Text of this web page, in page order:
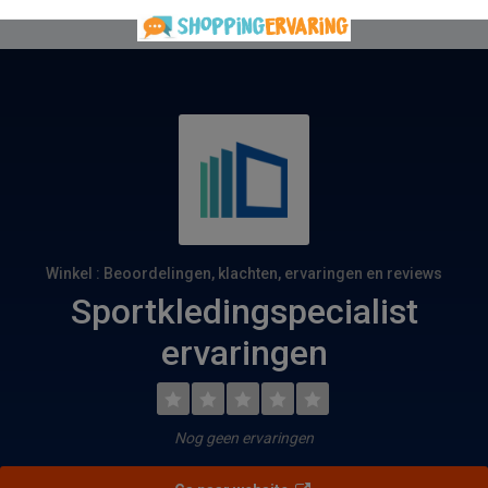
Winkel : Beoordelingen, klachten, ervaringen en reviews
Sportkledingspecialist
ervaringen
Nog geen ervaringen